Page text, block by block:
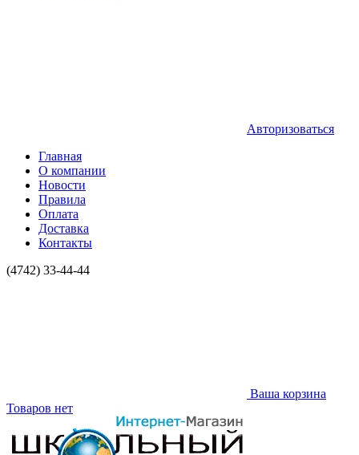
Авторизоваться
Главная
О компании
Новости
Правила
Оплата
Доставка
Контакты
(4742) 33-44-44
Ваша корзина
Товаров нет